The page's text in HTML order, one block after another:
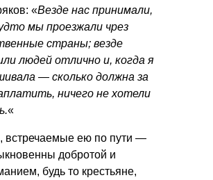
«Везде нас принимали,
мы проезжали чрез
страны; везде
людей отлично и, когда я
— сколько должна за
ничего не хотели
«
встречаемые ею по пути —
добротой и
будь то крестьяне,